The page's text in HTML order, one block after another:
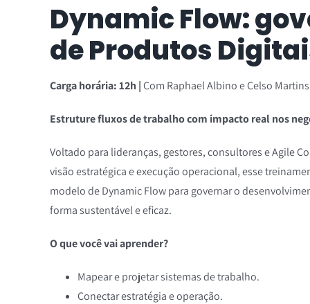
Dynamic Flow:
de Produtos
Carga horária: 12h |Com Raphael Albino e Celso Martins
Estruture fluxos de trabalho com impacto real nos
Voltado para lideranças, gestores, consultores e Agile
visão estratégica e execução operacional, esse
modelo de Dynamic Flow para governar o
forma sustentável e eficaz.
O que você vai aprender?
Mapear e projetar sistemas de trabalho.
Conectar estratégia e operação.